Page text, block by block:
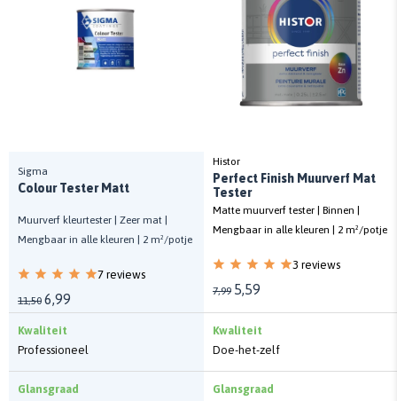
Sigma
Colour Tester Matt
Muurverf kleurtester | Zeer mat |
Mengbaar in alle kleuren | 2 m²/potje
7 reviews
11,50 6,99
Kwaliteit
Professioneel
Glansgraad
Histor
Perfect Finish Muurverf Mat
Tester
Matte muurverf tester | Binnen |
Mengbaar in alle kleuren | 2 m²/potje
3 reviews
7,99 5,59
Kwaliteit
Doe-het-zelf
Glansgraad